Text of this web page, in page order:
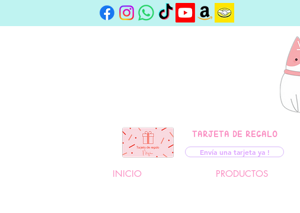
TARJETA DE REGALO
Envía una tarjeta ya !
INICIO PRODUCTOS